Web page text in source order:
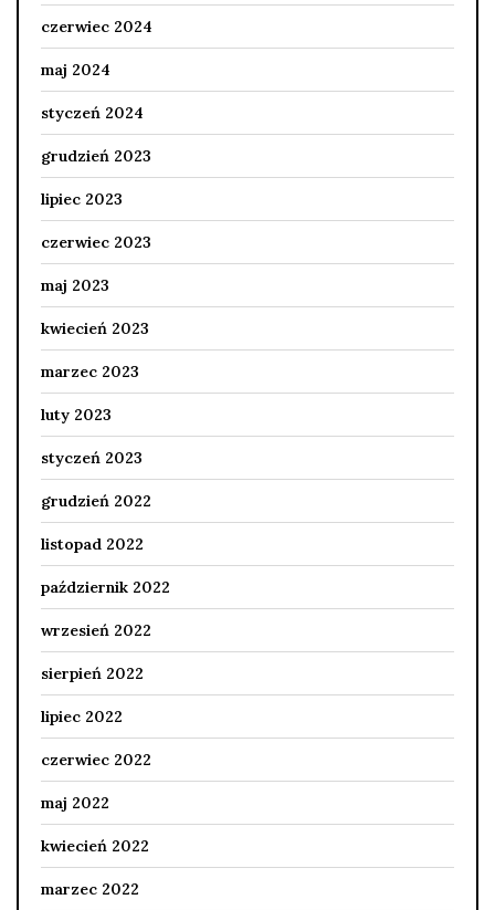
czerwiec 2024
maj 2024
styczeń 2024
grudzień 2023
lipiec 2023
czerwiec 2023
maj 2023
kwiecień 2023
marzec 2023
luty 2023
styczeń 2023
grudzień 2022
listopad 2022
październik 2022
wrzesień 2022
sierpień 2022
lipiec 2022
czerwiec 2022
maj 2022
kwiecień 2022
marzec 2022